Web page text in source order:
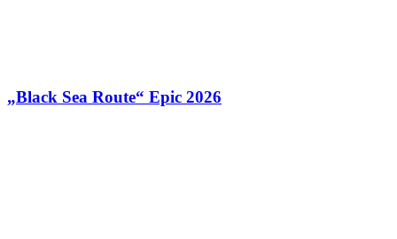
„Black Sea Route“ Epic 2026